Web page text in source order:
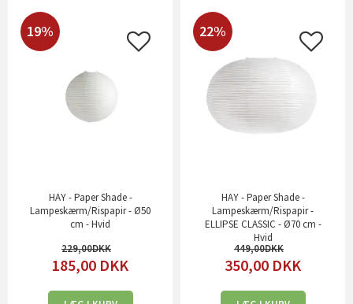
19%
HAY - Paper Shade -
Lampeskærm/Rispapir - Ø50
cm - Hvid
229,00
185,00 DKK
22%
HAY - Paper Shade -
Lampeskærm/Rispapir -
ELLIPSE CLASSIC - Ø70 cm -
Hvid
449,00
350,00 DKK